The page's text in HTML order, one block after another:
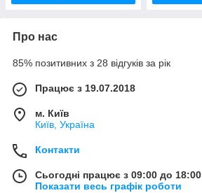
Про нас
85% позитивних з 28 відгуків за рік
Працює з 19.07.2018
м. Київ
Київ, Україна
Контакти
Сьогодні працює з 09:00 до 18:00
Показати весь графік роботи